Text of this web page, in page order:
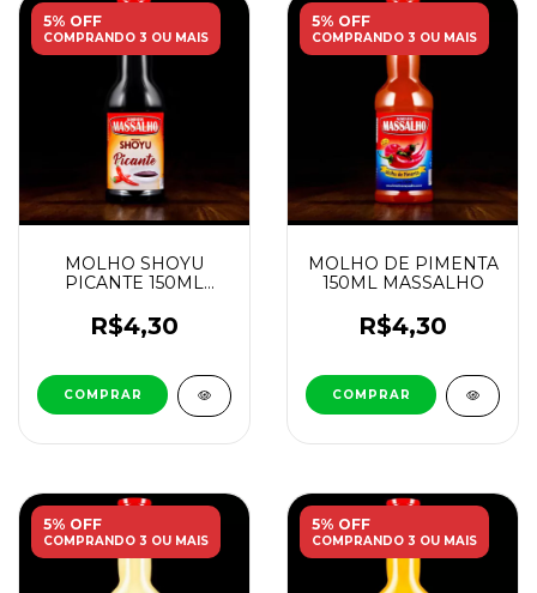
5% OFF
COMPRANDO 3 OU MAIS
MOLHO SHOYU
PICANTE 150ML
R$4,30
5% OFF
COMPRANDO 3 OU MAIS
MOLHO DE PIMENTA
150ML MASSALHO
R$4,30
5% OFF
COMPRANDO 3 OU MAIS
5% OFF
COMPRANDO 3 OU MAIS